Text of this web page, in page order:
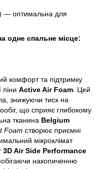
— оптимальна для
одне спальне місце:
комфорт та підтримку
піни Active Air Foam . Цей
знижуючи тиск на
що сприяє глибокому
тканина Belgium
Foam створює приємні
мікроклімат
3D Air Side Performance
накопиченню